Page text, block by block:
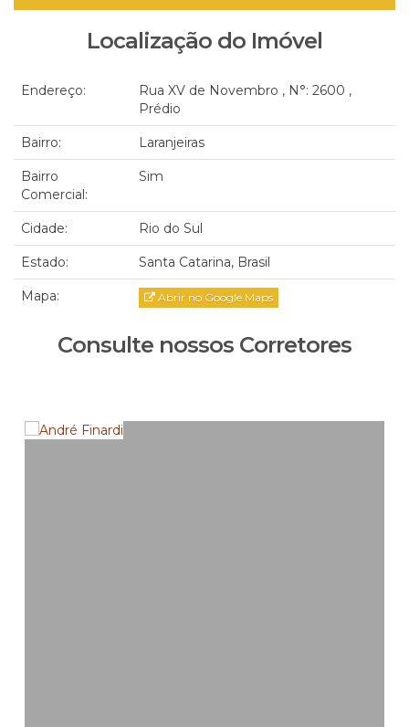
Localização do Imóvel
Endereço: Rua XV de Novembro , N°: 2600 ,
Prédio
Bairro: Laranjeiras
Bairro
Comercial:
Sim
Cidade: Rio do Sul
Estado: Santa Catarina, Brasil
Mapa: Abrir no Google Maps
Consulte nossos Corretores